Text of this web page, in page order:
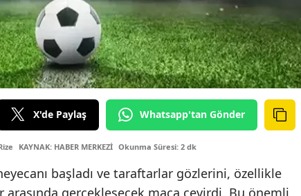
X'de Paylaş Whatsapp'tan Gönder
KAYNAK: HABER MERKEZİ Okunma Süresi: 2 dk
başladı ve taraftarlar gözlerini, özellikle
gerçekleşecek maça çevirdi. Bu önemli